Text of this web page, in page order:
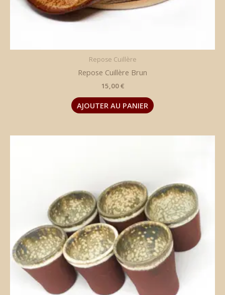
Repose Cuillère
Repose Cuillère Brun
15,00€
AJOUTER AU PANIER